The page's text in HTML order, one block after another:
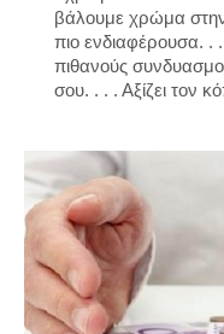
βάλουμε χρώμα
πιο ενδιαφέρουσα. .
πιθανούς
σου. . . . Αξίζει τον